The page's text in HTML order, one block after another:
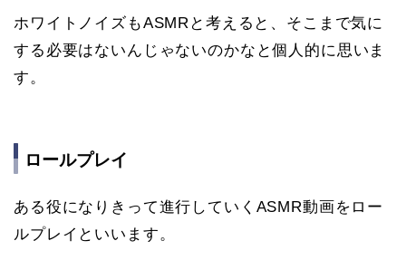
ホワイトノイズもASMRと考えると、そこまで気に
する必要はないんじゃないのかなと個人的に思いま
す。
ロールプレイ
ある役になりきって進行していくASMR動画をロー
ルプレイといいます。